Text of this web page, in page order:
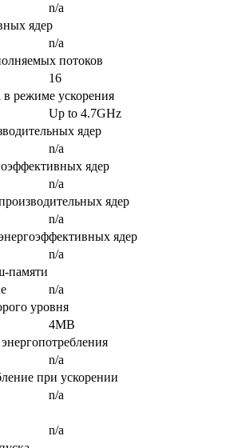
n/a
ядер
n/a
потоков
16
в режиме ускорения
Up to 4.7GHz
ядер
n/a
ядер
n/a
ядер
n/a
ядер
n/a
памяти
n/a
уровня
4MB
n/a
при ускорении
n/a
n/a